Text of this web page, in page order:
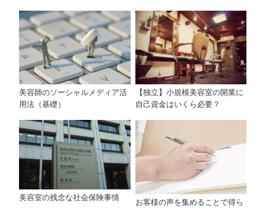
美容師のソーシャルメディア活
用法（基礎）
【独立】小規模美容室の開業に
自己資金はいくら必要？
美容室の残念な社会保険事情
お客様の声を集めることで得ら